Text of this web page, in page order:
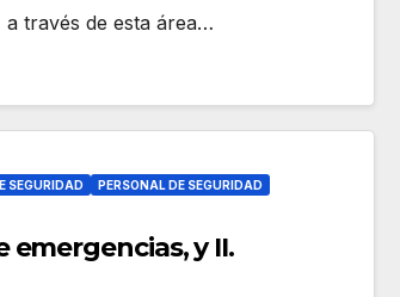
a través de esta área…
SEGURIDAD
PERSONAL DE SEGURIDAD
y II.